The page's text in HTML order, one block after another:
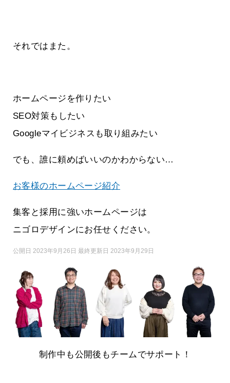
それではまた。
ホームページを作りたい
SEO対策もしたい
Googleマイビジネスも取り組みたい
でも、誰に頼めばいいのかわからない…
お客様のホームページ紹介
集客と採用に強いホームページは
ニゴロデザインにお任せください。
公開日 2023年9月26日 最終更新日 2023年9月29日
制作中も公開後もチームでサポート！